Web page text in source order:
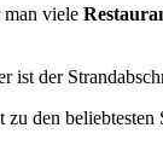
man viele
ist der
zu den